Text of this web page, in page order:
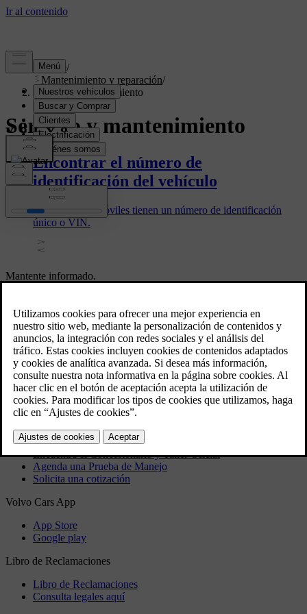
Soporte/
Mantenimiento y reparación/
Servicio y mantenimiento
Servicio y mantenimiento
Encontrar el número de
identificación del vehículo
Todos los automóviles tienen un número de identificación
único o VIN.